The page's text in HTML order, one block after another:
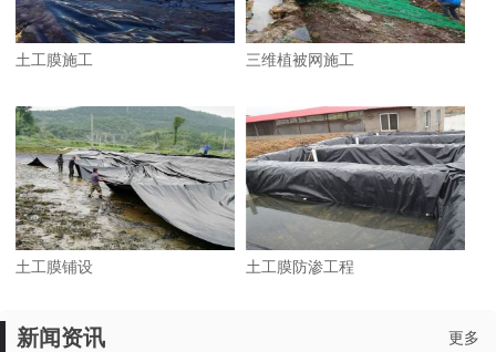
土工膜施工 三维植被网施工
土工膜铺设 土工膜防渗工程
新闻资讯 更多